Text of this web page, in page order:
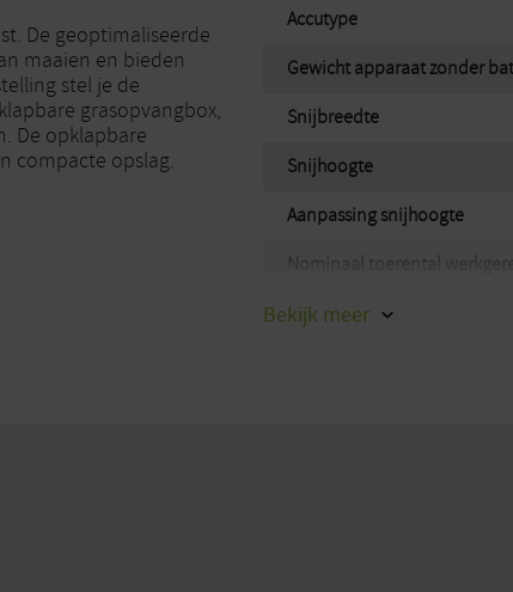
De geoptimaliseerde
maaien en bieden
stel je de
grasopvangbox,
De opklapbare
compacte opslag.
Accutype
Gewicht apparaat zonder
Snijbreedte
Snijhoogte
Aanpassing snijhoogte
Nominaal toerental
IP-beschermingsgraad
Bekijk meer